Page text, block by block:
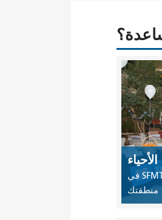
الأحياء
ابحث عن خدمات Muni ومشاريع SFMTA في
منطقتك